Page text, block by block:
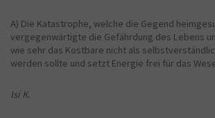
A) Die Katastrophe, welche die Gegend
vergegenwärtigte die Gefährdung des Lebens
wie sehr das Kostbare nicht als
werden sollte und setzt Energie frei für das
Isi K.